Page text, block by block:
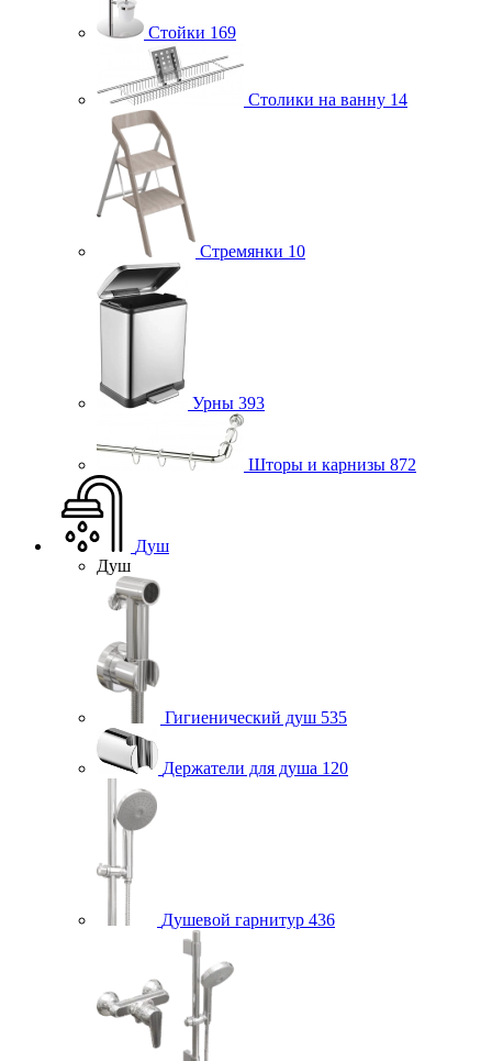
Стойки 169
Столики на ванну 14
Стремянки 10
Урны 393
Шторы и карнизы 872
Душ
Душ
Гигиенический душ 535
Держатели для душа 120
Душевой гарнитур 436